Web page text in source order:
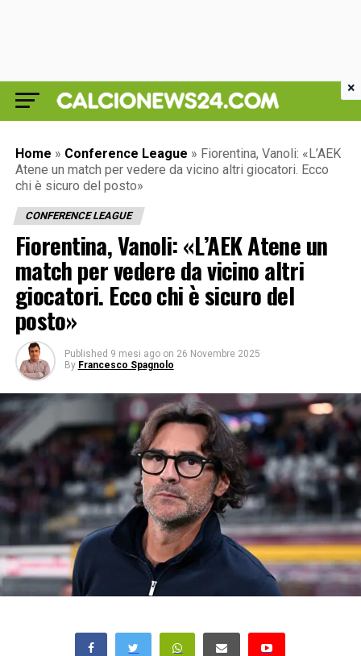
Home » Conference League » Fiorentina, Vanoli: «L’AEK
Atene un match per vedere da vicino altri giocatori. Ecco
chi è sicuro del posto»
CONFERENCE LEAGUE
Fiorentina, Vanoli: «L’AEK Atene un
match per vedere da vicino altri
giocatori. Ecco chi è sicuro del
posto»
Published 9 mesi ago on 26 Novembre 2025
By Francesco Spagnolo
×